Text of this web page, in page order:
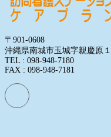
〒901-0608
沖縄県南城市玉城字親慶原
TEL : 098-948-7180
FAX : 098-948-7181